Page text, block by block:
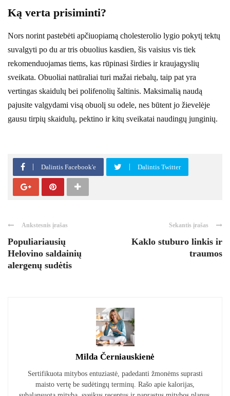
Ką verta prisiminti?
Nors norint pastebėti apčiuopiamą cholesterolio lygio pokytį tektų
suvalgyti po du ar tris obuolius kasdien, šis vaisius vis tiek
rekomenduojamas tiems, kas rūpinasi širdies ir kraujagyslių
sveikata. Obuoliai natūraliai turi mažai riebalų, taip pat yra
vertingas skaidulų bei polifenolių šaltinis. Maksimalią naudą
pajusite valgydami visą obuolį su odele, nes būtent jo žievelėje
gausu tirpių skaidulų, pektino ir kitų sveikatai naudingų junginių.
Dalintis Facebook'e Dalintis Twitter
Ankstesnis įrašas
Populiariausių
Helovino saldainių
alergenų sudėtis
Sekantis įrašas
Kaklo stuburo linkis ir
traumos
Milda Černiauskienė
Sertifikuota mitybos entuziastė, padedanti žmonėms suprasti
maisto vertę be sudėtingų terminų. Rašo apie kalorijas,